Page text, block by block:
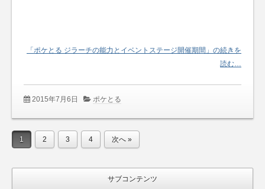
「ポケとる ジラーチの能力とイベントステージ開催期間」の続きを
読む…
2015年7月6日 ポケとる
1 2 3 4 次へ »
サブコンテンツ